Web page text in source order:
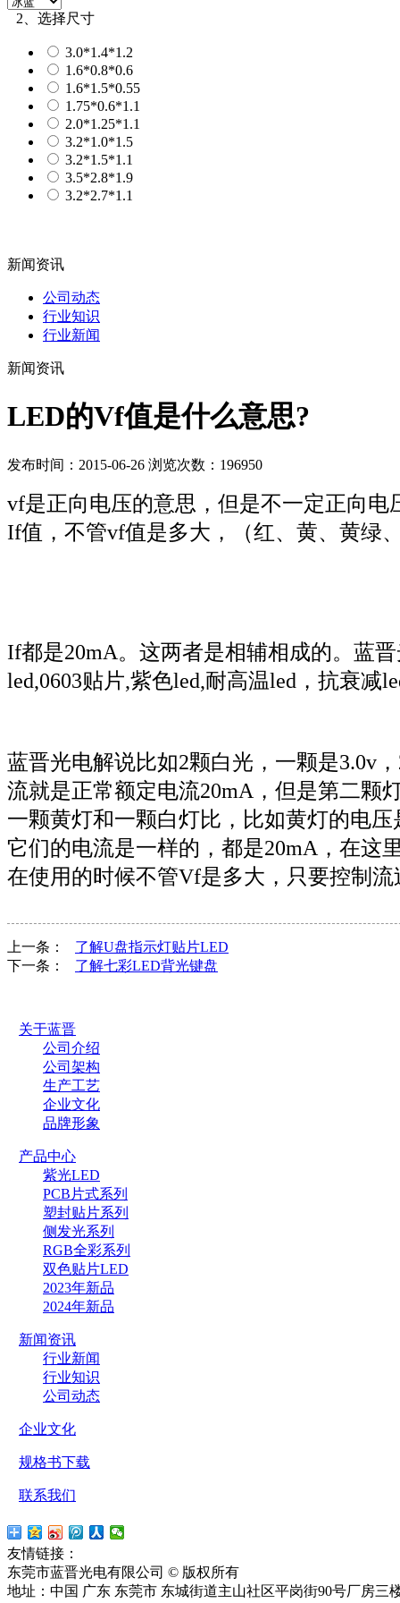
2、选择尺寸
3.0*1.4*1.2
1.6*0.8*0.6
1.6*1.5*0.55
1.75*0.6*1.1
2.0*1.25*1.1
3.2*1.0*1.5
3.2*1.5*1.1
3.5*2.8*1.9
3.2*2.7*1.1
新闻资讯
公司动态
行业知识
行业新闻
新闻资讯
LED的Vf值是什么意思?
发布时间：2015-06-26 浏览次数：196950
vf是正向电压的意思，但是不一定正向
If值，不管vf值是多大，（红、黄、黄绿
If都是20mA。这两者是相辅相成的。 蓝
led,0603贴片,紫色led,耐高温led，抗衰减
蓝晋光电解说比如2颗白光，一颗是3.0v
流就是正常额定电流20mA，但是第二颗
一颗黄灯和一颗白灯比，比如黄灯的电
它们的电流是一样的，都是20mA，在
在使用的时候不管Vf是多大，只要控制
上一条： 了解U盘指示灯贴片LED
下一条： 了解七彩LED背光键盘
关于蓝晋
公司介绍
公司架构
生产工艺
企业文化
品牌形象
产品中心
紫光LED
PCB片式系列
塑封贴片系列
侧发光系列
RGB全彩系列
双色贴片LED
2023年新品
2024年新品
新闻资讯
行业新闻
行业知识
公司动态
企业文化
规格书下载
联系我们
友情链接：
东莞市蓝晋光电有限公司 © 版权所有
地址：中国 广东 东莞市 东城街道主山社区平岗街90号厂房